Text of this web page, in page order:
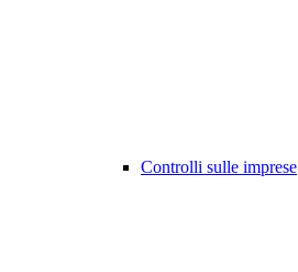
Controlli sulle imprese